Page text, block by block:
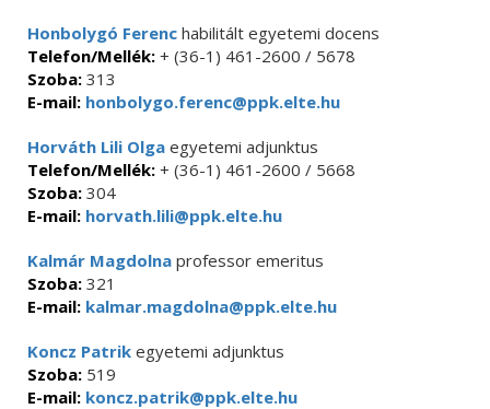
Honbolygó Ferenc habilitált egyetemi docens
Telefon/Mellék: + (36-1) 461-2600 / 5678
Szoba: 313
E-mail: honbolygo.ferenc@ppk.elte.hu
Horváth Lili Olga egyetemi adjunktus
Telefon/Mellék: + (36-1) 461-2600 / 5668
Szoba: 304
E-mail: horvath.lili@ppk.elte.hu
Kalmár Magdolna professor emeritus
Szoba: 321
E-mail: kalmar.magdolna@ppk.elte.hu
Koncz Patrik egyetemi adjunktus
Szoba: 519
E-mail: koncz.patrik@ppk.elte.hu